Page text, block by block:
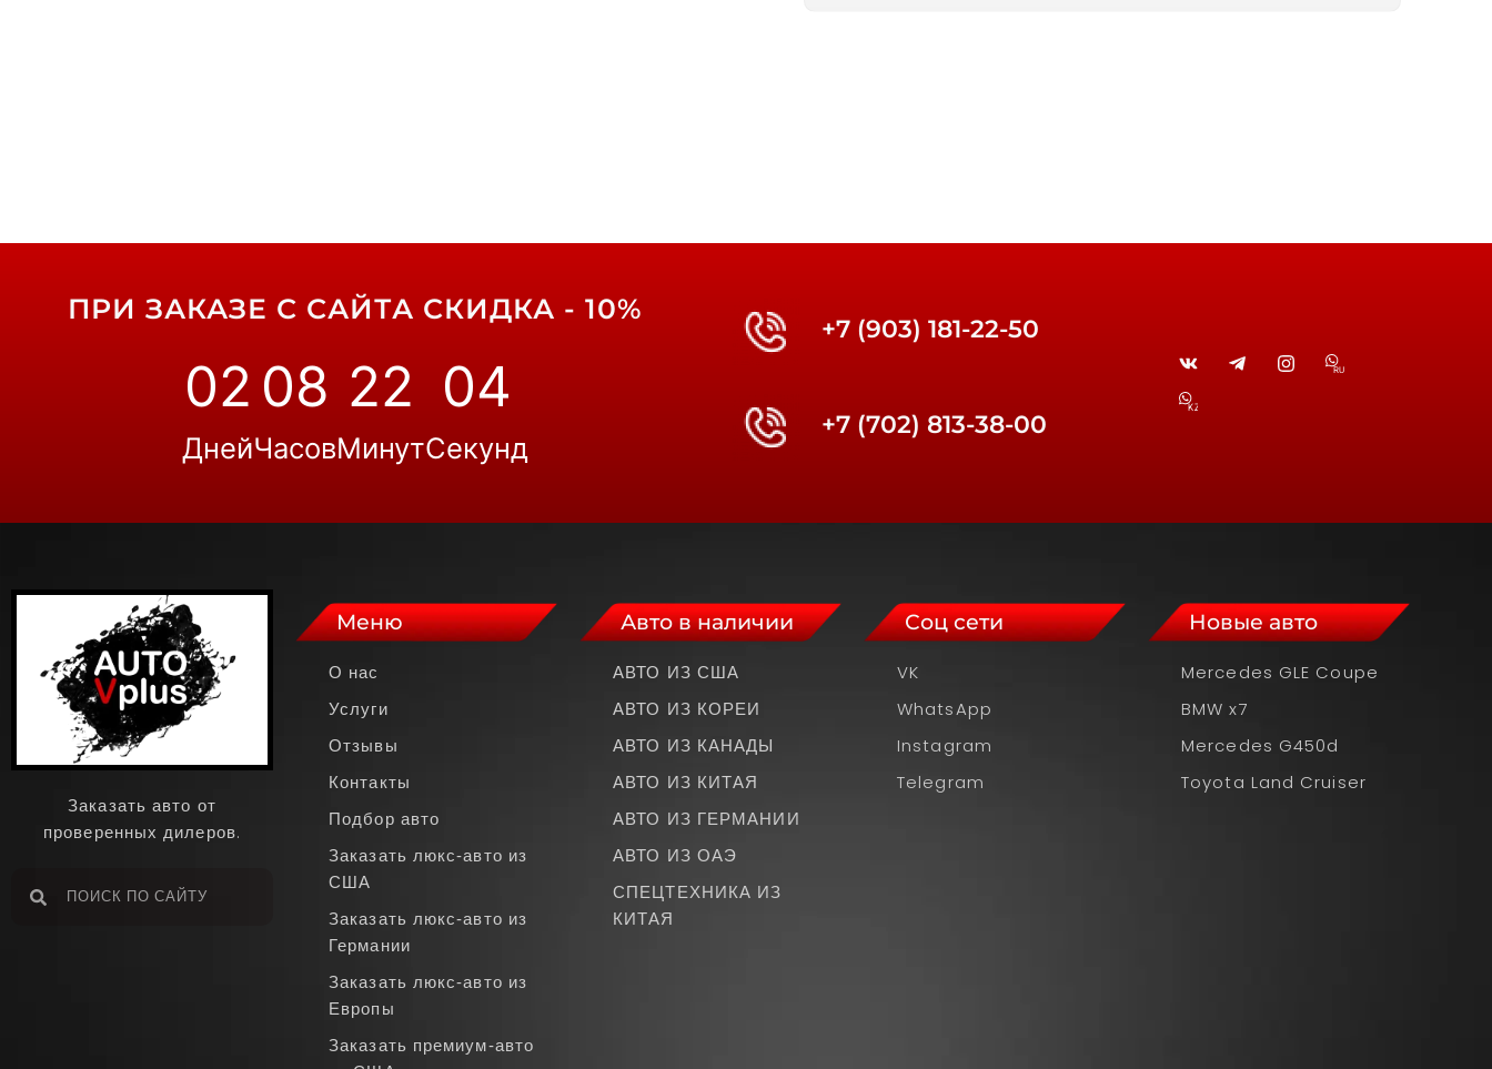
ПРИ ЗАКАЗЕ С САЙТА СКИДКА - 10%
02
Дней
08
Часов
22
Минут
02
Секунд
+7 (903) 181-22-50
+7 (702) 813-38-00
RU
KZ
Заказать авто от
проверенных дилеров.
Меню
О нас
Услуги
Отзывы
Контакты
Подбор авто
Заказать люкс‑авто из
США
Заказать люкс‑авто из
Германии
Заказать люкс‑авто из
Европы
Заказать премиум‑авто
Авто в наличии
АВТО ИЗ США
АВТО ИЗ КОРЕИ
АВТО ИЗ КАНАДЫ
АВТО ИЗ КИТАЯ
АВТО ИЗ ГЕРМАНИИ
АВТО ИЗ ОАЭ
СПЕЦТЕХНИКА ИЗ
КИТАЯ
Соц сети
VK
WhatsApp
Instagram
Telegram
Новые авто
Mercedes GLE Coupe
BMW x7
Mercedes G450d
Toyota Land Cruiser